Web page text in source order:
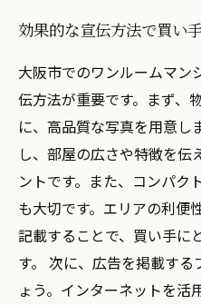
効果的な宣伝方法で買い
大阪市でのワンルームマン
伝方法が重要です。まず、
に、高品質な写真を用意し
し、部屋の広さや特徴を伝
ントです。また、コンパク
も大切です。エリアの利便
記載することで、買い手に
す。 次に、広告を掲載す
ょう。インターネットを活